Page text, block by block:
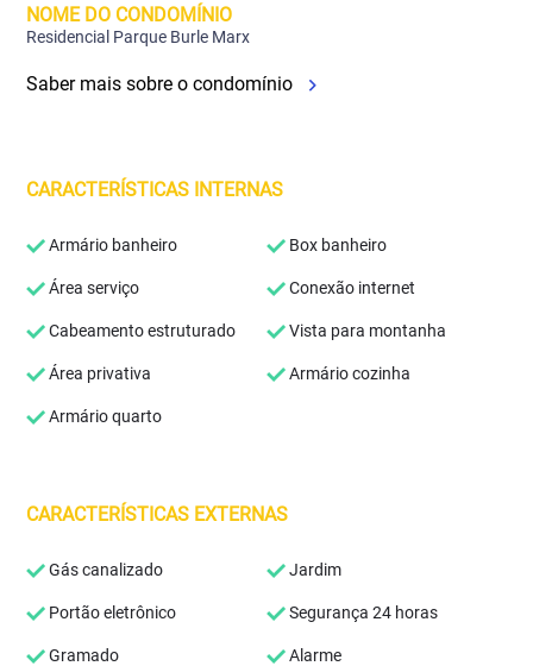
NOME DO CONDOMÍNIO
Residencial Parque Burle Marx
Saber mais sobre o condomínio
CARACTERÍSTICAS INTERNAS
Armário banheiro Box banheiro
Área serviço Conexão internet
Cabeamento estruturado Vista para montanha
Área privativa Armário cozinha
Armário quarto
CARACTERÍSTICAS EXTERNAS
Gás canalizado Jardim
Portão eletrônico Segurança 24 horas
Gramado Alarme